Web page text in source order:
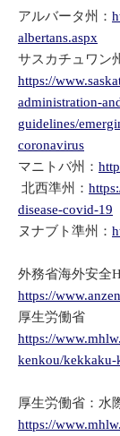
アルバータ州：
albertans.aspx
サスカチュワン
https://
administration-
guidelines/
coronavirus
マニトバ州：
北西準州：
disease-covid-19
ヌナブト準州：
外務省海外安全
https://
厚生労働省
https://
kenkou/kekkaku-
厚生労働省：水
https://